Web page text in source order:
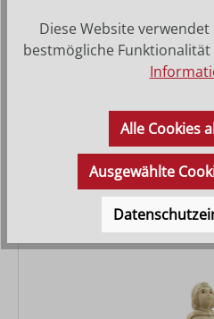
86,00 €
Regulärer Preis:
148,00 €
Diese Website
bestmögliche
Alle Cookies
Ausgewählte